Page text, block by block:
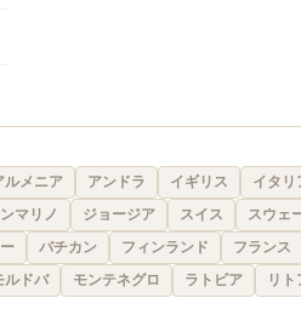
ルメニア アンドラ イギリス
イタリ
マリノ ジョージア スイス
スウェ
バチカン フィンランド
フランス
ルドバ モンテネグロ ラトビア
リ